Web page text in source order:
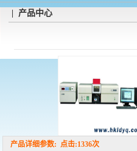
| 产品中心
产品详细参数: 点击:1336次